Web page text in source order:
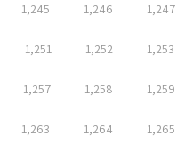
1,245 1,246 1,247
1,251 1,252 1,253
1,257 1,258 1,259
1,263 1,264 1,265